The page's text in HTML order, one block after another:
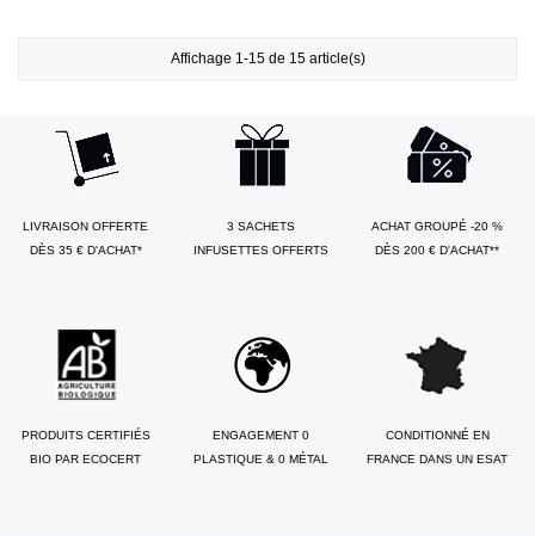
Affichage 1-15 de 15 article(s)
LIVRAISON OFFERTE
DÈS 35 € D'ACHAT*
3 SACHETS
INFUSETTES OFFERTS
ACHAT GROUPÉ -20 %
DÈS 200 € D'ACHAT**
PRODUITS CERTIFIÉS
BIO PAR ECOCERT
ENGAGEMENT 0
PLASTIQUE & 0 MÉTAL
CONDITIONNÉ EN
FRANCE DANS UN ESAT